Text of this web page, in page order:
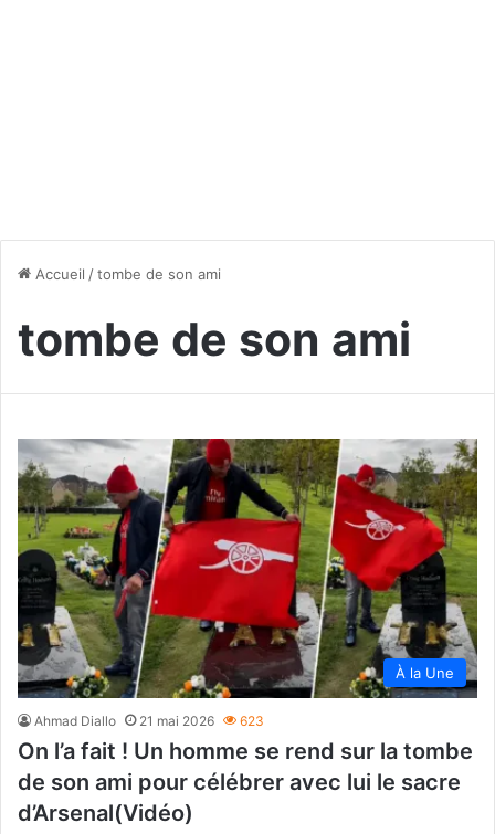
Accueil /tombe de son ami
tombe de son ami
À la Une
Ahmad Diallo 21 mai 2026 623
On l’a fait ! Un homme se rend sur la tombe
de son ami pour célébrer avec lui le sacre
d’Arsenal(Vidéo)